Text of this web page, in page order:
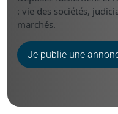
: vie des sociétés,
marchés.
Je publie une